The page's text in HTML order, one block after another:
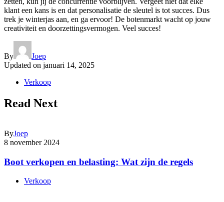
klant een kans is en dat personalisatie de sleutel is tot succes. Dus
trek je winterjas aan, en ga ervoor! De botenmarkt wacht op jouw
creativiteit en doorzettingsvermogen. Veel succes!
By
Joep
Updated on januari 14, 2025
Verkoop
Read Next
ByJoep
8 november 2024
Boot verkopen en belasting: Wat zijn de regels
Verkoop